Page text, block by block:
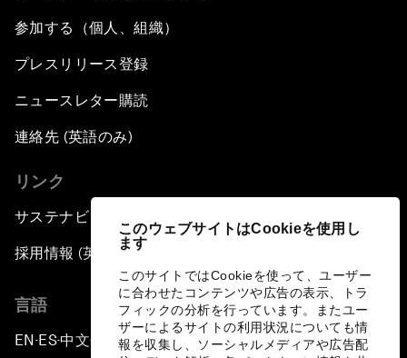
このウェブサイトはCookieを使用し
ます
このサイトではCookieを使って、ユーザー
に合わせたコンテンツや広告の表示、トラ
フィックの分析を行っています。またユー
ザーによるサイトの利用状況についても情
報を収集し、ソーシャルメディアや広告配
参加する（個人、組織）
プレスリリース登録
ニュースレター購読
連絡先 (英語のみ)
リンク
サステナビリティへの取り組み
採用情報 (英語のみ)
言語
EN ▪ES▪中文▪ 日本語